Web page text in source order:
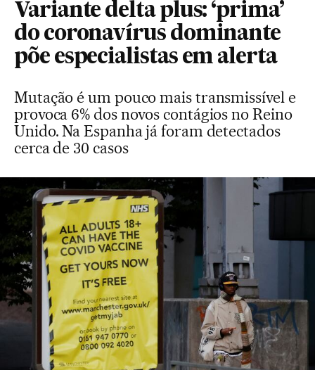
Variante delta plus: ‘prima’
do coronavírus dominante
põe especialistas em alerta
Mutação é um pouco mais transmissível e
provoca 6% dos novos contágios no Reino
Unido. Na Espanha já foram detectados
cerca de 30 casos